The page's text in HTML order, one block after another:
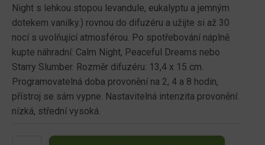
Night s lehkou stopou levandule, eukalyptu a jemným
dotekem vanilky.) rovnou do difuzéru a užijte si až 30
nocí s uvolňující atmosférou. Po spotřebování náplně
kupte náhradní: Calm Night, Peaceful Dreams nebo
Starry Slumber. Rozměr difuzéru: 13,4 x 15 cm.
Programovatelná doba provonění na 2, 4 a 8 hodin,
přístroj se sám vypne. Nastavitelná intenzita provonění:
nízká, střední vysoká.